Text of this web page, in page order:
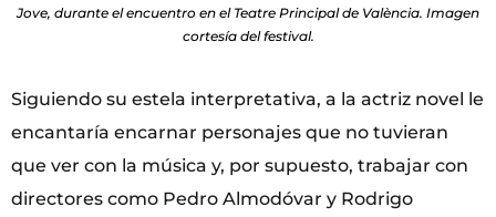
Jove, durante el encuentro en el Teatre Principal de València. Imagen
cortesía del festival.
Siguiendo su estela interpretativa, a la actriz novel le
encantaría encarnar personajes que no tuvieran
que ver con la música y, por supuesto, trabajar con
directores como Pedro Almodóvar y Rodrigo